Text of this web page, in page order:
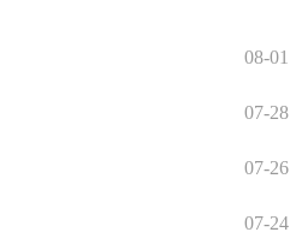
08-01
07-28
07-26
07-24